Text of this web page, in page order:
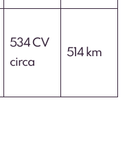
534 CV
circa
514 km